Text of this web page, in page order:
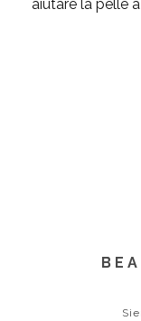
aiutare la pelle